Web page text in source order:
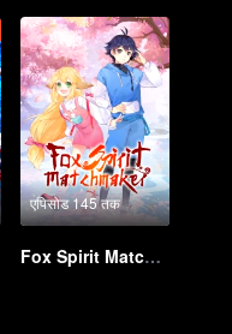
एपिसोड 145 तक
Fox Spirit Matchmaker